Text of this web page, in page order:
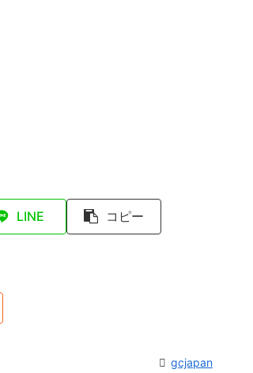
LINE コピー
gcjapan